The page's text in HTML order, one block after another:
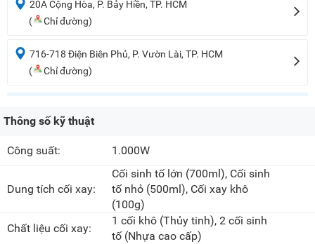
20A Cộng Hòa, P. Bảy Hiền, TP. HCM
(
Chỉ đường)
716-718 Điện Biên Phủ, P. Vườn Lài, TP. HCM
(
Chỉ đường)
Thông số kỹ thuật
Công suất: 1.000W
Dung tích cối xay:
Cối sinh tố lớn (700ml), Cối sinh
tố nhỏ (500ml), Cối xay khô
(100g)
Chất liệu cối xay:
1 cối khô (Thủy tinh), 2 cối sinh
tố (Nhựa cao cấp)